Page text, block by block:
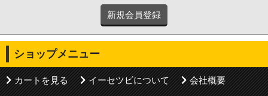
新規会員登録
ショップメニュー
カートを見る イーセツビについて
会社概要